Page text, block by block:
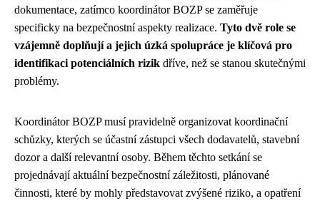
dokumentace, zatímco koordinátor BOZP se zaměřuje
specificky na bezpečnostní aspekty realizace. Tyto dvě role se
vzájemně doplňují a jejich úzká spolupráce je klíčová pro
identifikaci potenciálních rizik dříve, než se stanou skutečnými
problémy.
Koordinátor BOZP musí pravidelně organizovat koordinační
schůzky, kterých se účastní zástupci všech dodavatelů, stavební
dozor a další relevantní osoby. Během těchto setkání se
projednávají aktuální bezpečnostní záležitosti, plánované
činnosti, které by mohly představovat zvýšené riziko, a opatření